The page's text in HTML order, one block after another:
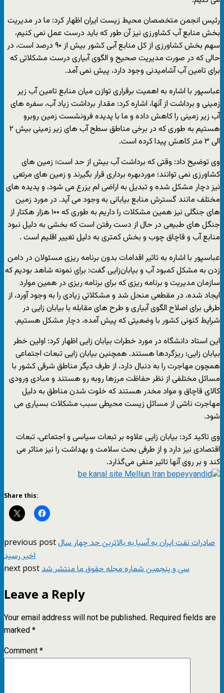
رئیس انجمن متخصصان محیط زیست ایران اظهار کرد: ما در مدیریت
بخش منابع آب کشاورزی نیز آن طور که باید درست عمل نمی کنیم،
سهم بخش کشاورزی از کل منابع آبی کشور بیش از ۹۰ درصد است، در
حالی که در صورت مدیریت صحیح و الگوی آبیاری درست مشکلاتی که
برای تامین آب آشامیدنی وجود دارد، پیش نمی آمد.
عباسپور با اشاره به اهمیت برقراری توازن میان منابع تامین آب زیر
زمینی و برداشت از آنها، اشاره کرد: مقدار برداشت زیاد آب، سفره های
آب زیر زمینی را کاهش داده و ما با پدیده فرونشست زمین روبرو
هستیم به طوری که در برخی مناطق سطح آب های زیر زمینی بیش ۲
الی ۳ متر کاهش پیدا کرده است.
وی توضیح داد: وقتی که برداشت آب بیش از حد است؛ زمین های
کشاورزی نمی توانند؛ موردبهره برداری قرار بگیرند و زمین های مرتعی
نیز دچار مشکل شده و تبدیل به اراضی لم یزرع می شود، و پدیده های
مختلف مانند گسترش منابع بیابانی به وجود می آید. در مورد زمین
های جنگلی نیز همین مشکلات را داریم به طوری که ۱۰۰ هزار هکتار از
جنگل های طبیعی در حال از دست رفتن است که بخشی به دلیل نبود
منابع آب و قاچاق چوب و بخش کمتری به دلیل تغییر اقلیم است .
عباسپور با اشاره به تاثیر اقدامات بدون برنامه ریزی مسئولان در دامن
زدن به مشکل کمبود آب و بیابان‌زایی گفت: برای نمونه شاهد بودیم که
سازمان مدیریت و برنامه ریزی که برای برنامه ریزی در همین موارد
ایجاد شده، در مقطعی منحل شد و مشکلاتی زیادی را به وجود آورد، از
طرفی برای اصلاح الگوی آبیاری و طرح های مقابله با بیابان زایی در
شرایط کنونی کشور با وضعیتی که پیش آمده، دچار مشکل هستیم.
این استاد دانشگاه در مورد خطرات بیابان زایی اظهار کرد: اولین خطر
بیابان زایی؛ ریزگردها هستند. همچنین بیابان زایی تبعات اجتماعی
همچون مهاجرت را به دنبال دارد، از طرف دیگر مناطق شرقی کشور با
مسائل مختلفی از نظر حفاظت مرزها روبه رو هستند و مبادی ورودی
کالای قاچاق و مواد مخدر هستند که خلوت شدن مناطق به دلیل
مهاجرت ناشی از مسائل زیست محیطی سبب مشکلات بسیاری می
شود.
وی تاکید کرد: بیابان زایی علاوه بر تبعات سیاسی و اجتماعی، تبعات
اقتصادی نیز دارد و از طرفی بحث سلامت و بهداشت را نیز متاثر می
کند و بر روی آنها تاثیر منفی می‌گذارد.
Share this:
previous postصادرات نفت ایران به آسیا به بالاترین حد چهار سال
اخیر رسید
next postسی و پنجمین شماره مجله حقوق ما منتشر شد
Leave a Reply
Your email address will not be published. Required fields are
marked*
Comment*